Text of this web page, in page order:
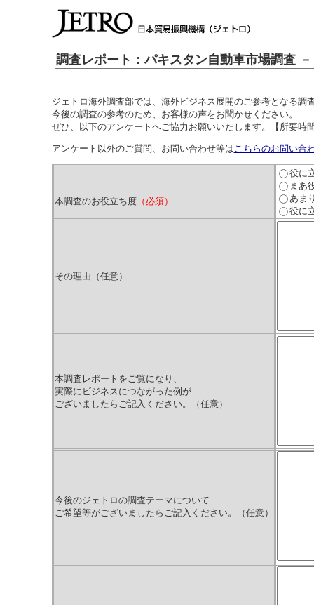
調査レポート：パキスタン自動車市場調査
ジェトロ海外調査部では、海外ビジネス展開のご参考となる調
今後の調査の参考のため、お客様の声をお聞かせください。
ぜひ、以下のアンケートへご協力お願いいたします。【所要時
アンケート以外のご質問、お問い合わせ等はこちらのお問い合
本調査のお役立ち度（必須）
役に
まあ
あま
役に
その理由（任意）
本調査レポートをご覧になり、
実際にビジネスにつながった例が
ございましたらご記入ください。（任意）
今後のジェトロの調査テーマについて
ご希望等がございましたらご記入ください。（任意）